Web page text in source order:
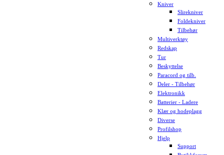
Kniver
Slirekniver
Foldekniver
Tilbehør
Multiverktøy
Redskap
Tur
Beskyttelse
Paracord og tilb.
Deler - Tilbehør
Elektronikk
Batterier - Ladere
Klær og hodeplagg
Diverse
Profilshop
Hjelp
Support